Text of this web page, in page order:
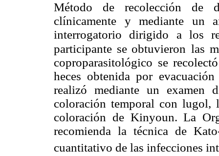
Método de recolección de
clínicamente y mediante un
interrogatorio dirigido a los
participante se obtuvieron las
coproparasitológico se
heces obtenida por
realizó mediante un examen
coloración temporal con
coloración de Kinyoun. La
recomienda la técnica de
cuantitativo de las infecciones